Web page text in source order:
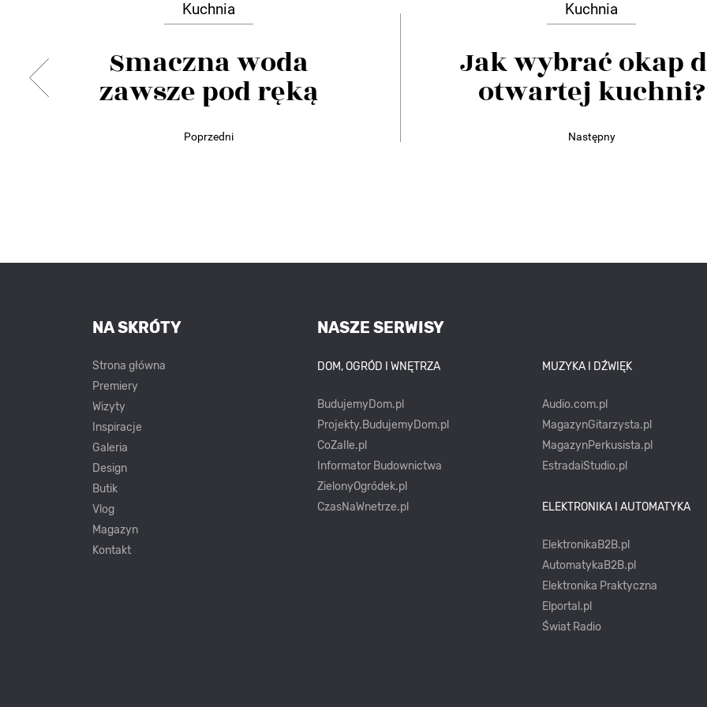
Kuchnia
Smaczna woda
zawsze pod ręką
Poprzedni
Kuchnia
Jak wybrać okap
otwartej kuchni?
Następny
NASZE SERWISY
DOM, OGRÓD I WNĘTRZA
BudujemyDom.pl
Projekty.BudujemyDom.pl
CoZaIle.pl
Informator Budownictwa
ZielonyOgródek.pl
CzasNaWnetrze.pl
MUZYKA I DŹWIĘK
Audio.com.pl
MagazynGitarzysta.pl
MagazynPerkusista.pl
EstradaiStudio.pl
ELEKTRONIKA I AUTOMATYKA
ElektronikaB2B.pl
AutomatykaB2B.pl
Elektronika Praktyczna
Elportal.pl
Świat Radio
NA SKRÓTY
Strona główna
Premiery
Wizyty
Inspiracje
Galeria
Design
Butik
Vlog
Magazyn
Kontakt